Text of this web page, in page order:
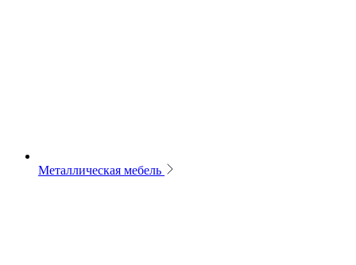
Металлическая мебель